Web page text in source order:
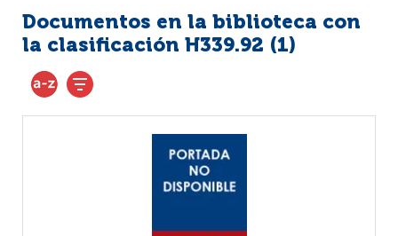
Documentos en la biblioteca con
la clasificación H339.92 (1)